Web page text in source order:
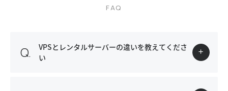
VPSとレンタルサーバーの違いを教えてくださ
い